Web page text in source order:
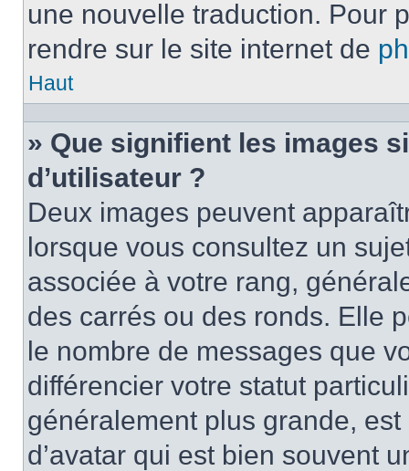
une nouvelle traduction. Pour
rendre sur le site internet de
Haut
» Que signifient les images
d’utilisateur ?
Deux images peuvent
lorsque vous consultez un
associée à votre rang,
des carrés ou des ronds. Elle
le nombre de messages que
différencier votre statut
généralement plus grande,
d’avatar qui est bien souvent